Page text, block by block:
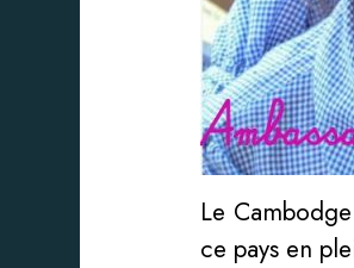
Le
ce pays en